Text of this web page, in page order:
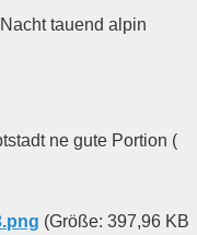
tauend alpin
ne gute Portion (
(Größe: 397,96 KB